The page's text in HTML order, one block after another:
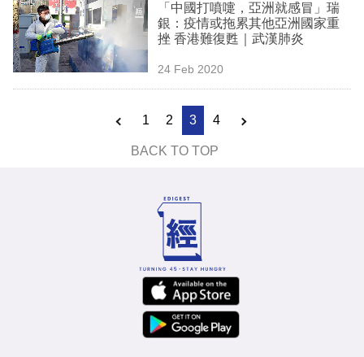
「中國打噴嚏，亞洲就感冒」瑞
銀：疫情或拖累其他亞洲國家重
挫 香港難復甦｜武漢肺炎
24 Feb 2020
1 2 3 4
BACK TO TOP